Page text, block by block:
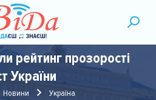
рейтинг прозорості
України
Новини Україна